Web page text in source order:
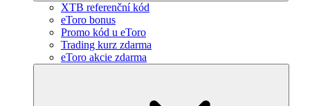
XTB referenční kód
eToro bonus
Promo kód u eToro
Trading kurz zdarma
eToro akcie zdarma